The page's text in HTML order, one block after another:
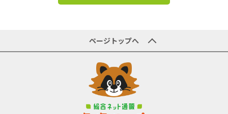
ページトップへ